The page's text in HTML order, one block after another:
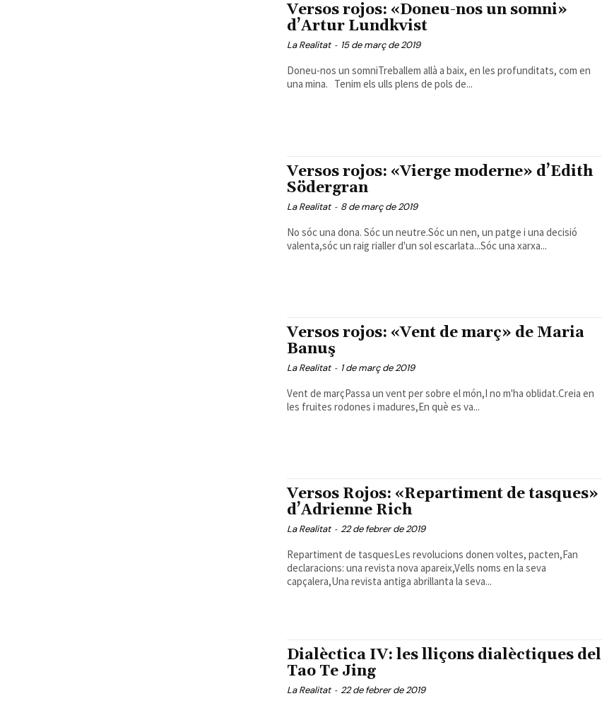
Versos rojos: «Doneu-nos un somni»
d’Artur Lundkvist
La Realitat - 15 de març de 2019
Doneu-nos un somniTreballem allà a baix, en les profunditats, com en
una mina. Tenim els ulls plens de pols de...
Versos rojos: «Vierge moderne» d’Edith
Södergran
La Realitat - 8 de març de 2019
No sóc una dona. Sóc un neutre.Sóc un nen, un patge i una decisió
valenta,sóc un raig rialler d'un sol escarlata...Sóc una xarxa...
Versos rojos: «Vent de març» de Maria
Banuş
La Realitat - 1 de març de 2019
Vent de marçPassa un vent per sobre el món,I no m'ha oblidat.Creia en
les fruites rodones i madures,En què es va...
Versos Rojos: «Repartiment de tasques»
d’Adrienne Rich
La Realitat - 22 de febrer de 2019
Repartiment de tasquesLes revolucions donen voltes, pacten,Fan
declaracions: una revista nova apareix,Vells noms en la seva
capçalera,Una revista antiga abrillanta la seva...
Dialèctica IV: les lliçons dialèctiques del
Tao Te Jing
La Realitat - 22 de febrer de 2019